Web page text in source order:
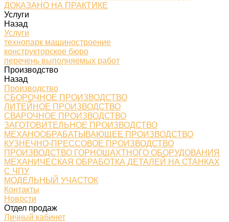
ДОКАЗАНО НА ПРАКТИКЕ
Услуги
Назад
Услуги
технопарк машиностроение
конструкторское бюро
перечень выполняемых работ
Производство
Назад
Производство
СБОРОЧНОЕ ПРОИЗВОДСТВО
ЛИТЕЙНОЕ ПРОИЗВОДСТВО
СВАРОЧНОЕ ПРОИЗВОДСТВО
ЗАГОТОВИТЕЛЬНОЕ ПРОИЗВОДСТВО
МЕХАНООБРАБАТЫВАЮЩЕЕ ПРОИЗВОДСТВО
КУЗНЕЧНО-ПРЕССОВОЕ ПРОИЗВОДСТВО
ПРОИЗВОДСТВО ГОРНОШАХТНОГО ОБОРУДОВАНИЯ
МЕХАНИЧЕСКАЯ ОБРАБОТКА ДЕТАЛЕЙ НА СТАНКАХ
С ЧПУ
МОДЕЛЬНЫЙ УЧАСТОК
Контакты
Новости
Отдел продаж
Личный кабинет